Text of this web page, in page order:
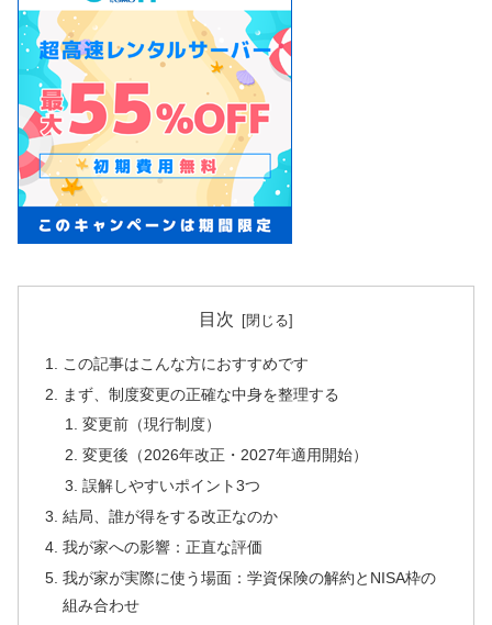
目次
この記事はこんな方におすすめです
まず、制度変更の正確な中身を整理する
変更前（現行制度）
変更後（2026年改正・2027年適用開始）
誤解しやすいポイント3つ
結局、誰が得をする改正なのか
我が家への影響：正直な評価
我が家が実際に使う場面：学資保険の解約とNISA枠の
組み合わせ